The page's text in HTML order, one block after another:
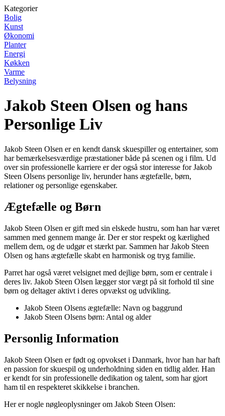
Kategorier
Bolig
Kunst
Økonomi
Planter
Energi
Køkken
Varme
Belysning
Jakob Steen Olsen og hans
Personlige Liv
Jakob Steen Olsen er en kendt dansk skuespiller og entertainer, som
har bemærkelsesværdige præstationer både på scenen og i film. Ud
over sin professionelle karriere er der også stor interesse for Jakob
Steen Olsens personlige liv, herunder hans ægtefælle, børn,
relationer og personlige egenskaber.
Ægtefælle og Børn
Jakob Steen Olsen er gift med sin elskede hustru, som han har været
sammen med gennem mange år. Der er stor respekt og kærlighed
mellem dem, og de udgør et stærkt par. Sammen har Jakob Steen
Olsen og hans ægtefælle skabt en harmonisk og tryg familie.
Parret har også været velsignet med dejlige børn, som er centrale i
deres liv. Jakob Steen Olsen lægger stor vægt på sit forhold til sine
børn og deltager aktivt i deres opvækst og udvikling.
Jakob Steen Olsens ægtefælle: Navn og baggrund
Jakob Steen Olsens børn: Antal og alder
Personlig Information
Jakob Steen Olsen er født og opvokset i Danmark, hvor han har haft
en passion for skuespil og underholdning siden en tidlig alder. Han
er kendt for sin professionelle dedikation og talent, som har gjort
ham til en respekteret skikkelse i branchen.
Her er nogle nøgleoplysninger om Jakob Steen Olsen: